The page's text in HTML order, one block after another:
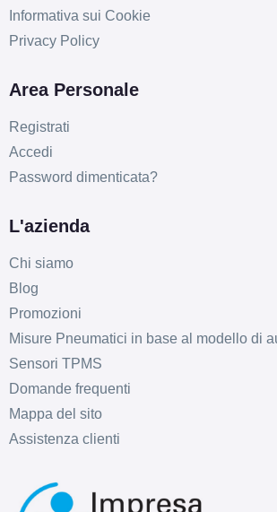
Informativa sui Cookie
Privacy Policy
Area Personale
Registrati
Accedi
Password dimenticata?
L'azienda
Chi siamo
Blog
Promozioni
Misure Pneumatici in base al modello di
Sensori TPMS
Domande frequenti
Mappa del sito
Assistenza clienti